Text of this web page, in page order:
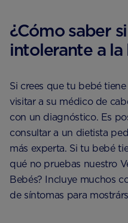
¿Cómo saber
intolerante a la
Si crees que tu bebé
visitar a su médico de
con un diagnóstico. Es
consultar a un dietista
más experta. Si tu bebé
qué no pruebas nuestro
Bebés? Incluye muchos
de síntomas para